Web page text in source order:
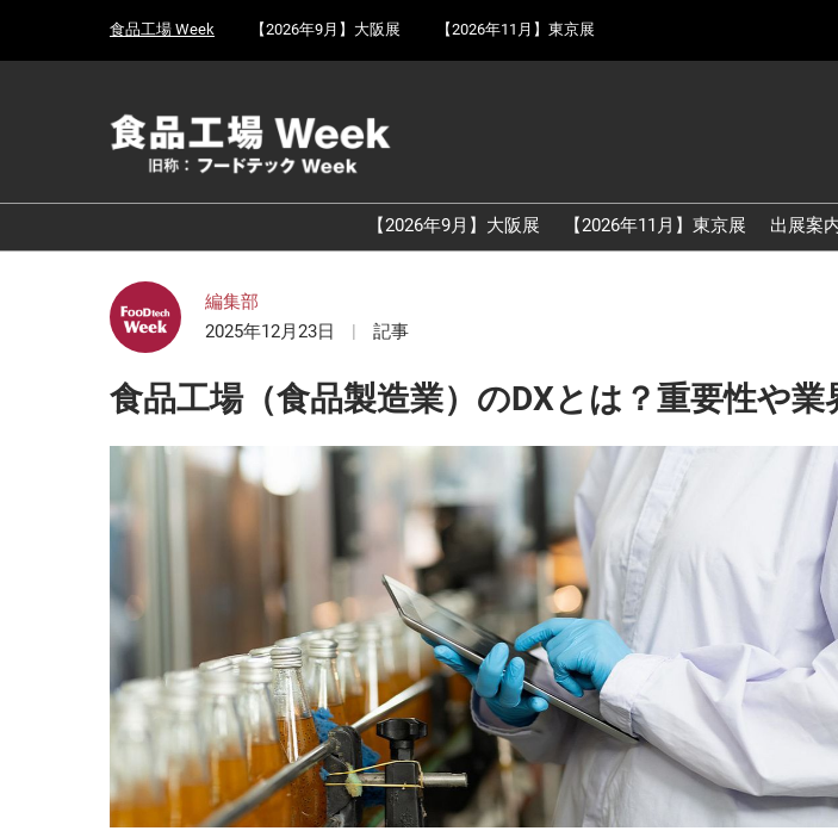
キ
し
to
食品工場 Week 【2026年9月】大阪展 【2026年11月】東京展
【2026年9月】大阪展 【2026年11月】東京展 出展案
編集部
2025年12月23日
記事
食品工場（食品製造業）のDXとは？重要性や